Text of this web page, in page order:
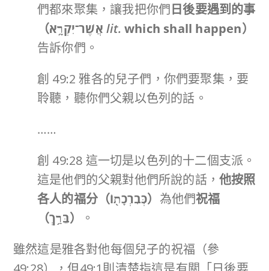
們都來聚集，讓我把你們日後要遇到的事
（אֲשֶׁר־יִקְרָ֥א lit. which shall happen）
告訴你們。
創 49:2 雅各的兒子們，你們要聚集，要
聆聽，聽你們父親以色列的話。
……
創 49:28 這一切是以色列的十二個支派。
這是他們的父親對他們所說的話， 他按照
各人的福分（כְּבִרְכָת֖וֹ） 為他們祝福
（בֵּרַ֥ךְ）
。
雖然這是雅各對他每個兒子的祝福（參